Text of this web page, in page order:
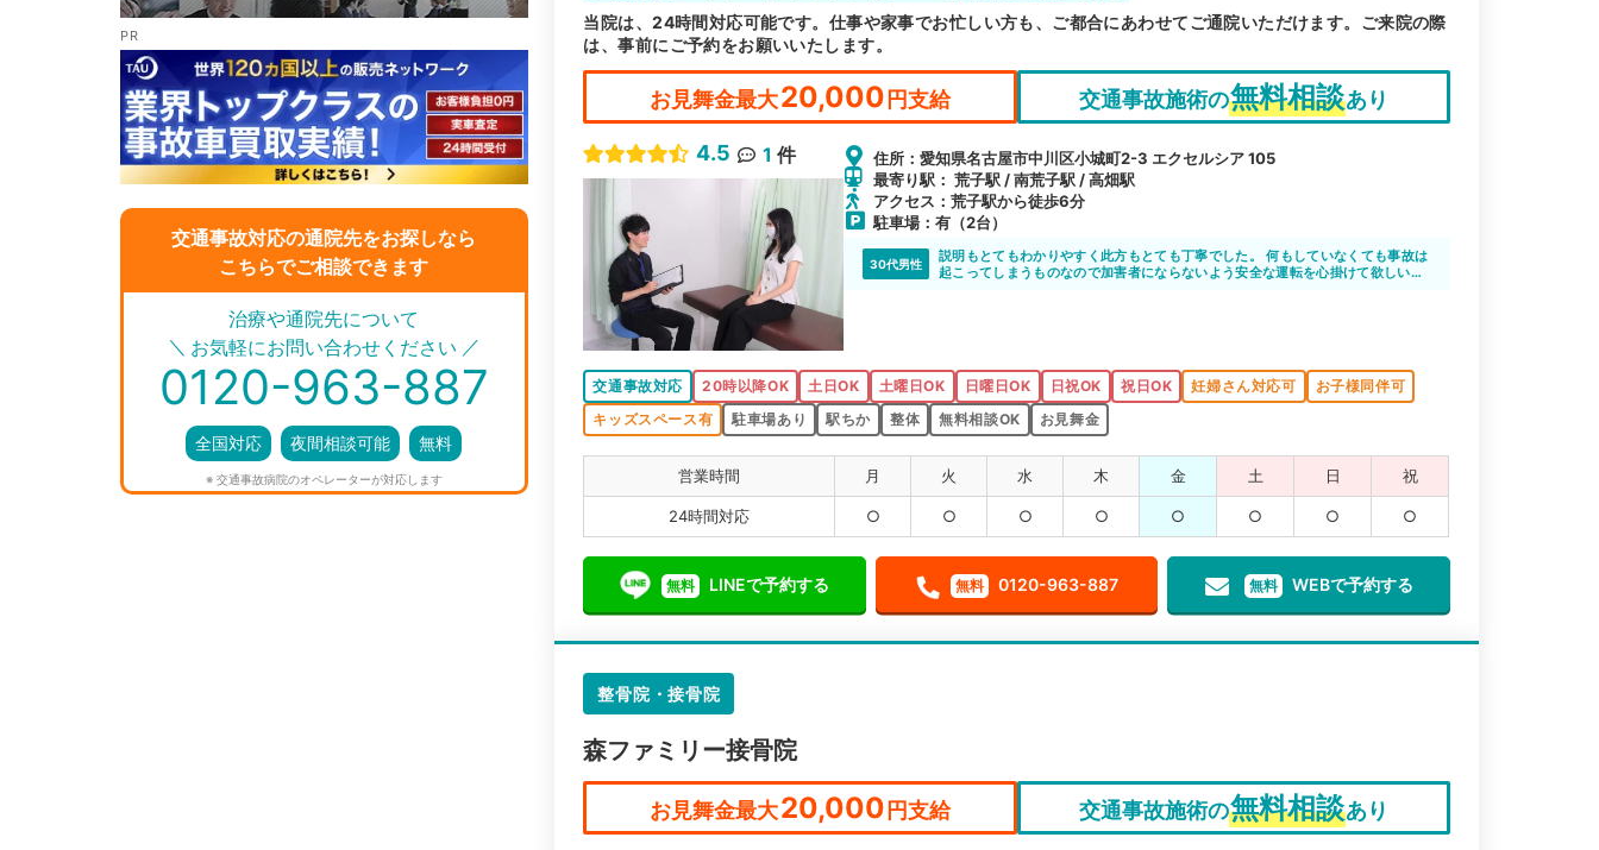
交通事故対応の通院先をお探しなら
こちらでご相談できます
＼ ／
治療や通院先について
お気軽にお問い合わせください
0120-963-887
全国対応 夜間相談可能 無料
※ 交通事故病院のオペレーターが対応します
当院は、24時間対応可能です。仕事や家事でお忙しい方も、ご都合にあわせてご通院いただけます。ご来院の際
は、事前にご予約をお願いいたします。
お見舞金最大20,000円支給 交通事故施術の無料相談あり
4.5 1 件
住所：愛知県名古屋市中川区小城町2-3 エクセルシア 105
最寄り駅： 荒子駅 / 南荒子駅 / 高畑駅
アクセス：荒子駅から徒歩6分
駐車場：有（2台）
30代男性
説明もとてもわかりやすく此方もとても丁寧でした。 何もしていなくても事故は
起こってしまうものなので加害者にならないよう安全な運転を心掛けて欲しいで
交通事故対応 20時以降OK 土日OK 土曜日OK 日曜日OK 日祝OK 祝日OK 妊婦さん対応可
お子様同伴可
キッズスペース有
駐車場あり 駅ちか 整体 無料相談OK お見舞金
営業時間 月 火 水 木 金 土 日 祝
24時間対応 ○ ○ ○ ○ ○ ○ ○ ○
無料 LINEで予約する 無料 0120-963-887 無料 WEBで予約する
整骨院・接骨院
森ファミリー接骨院
お見舞金最大20,000 円支給 交通事故施術の無料相談あり